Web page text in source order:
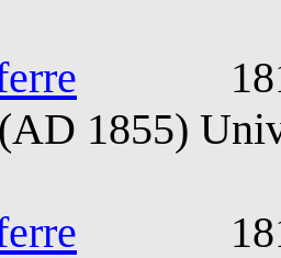
1815-
1855)
1815-